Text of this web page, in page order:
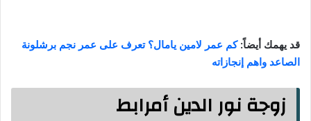
قد يهمك أيضاً:كم عمر لامين يامال؟ تعرف على عمر نجم برشلونة
الصاعد واهم إنجازاته
زوجة نور الدين أمرابط